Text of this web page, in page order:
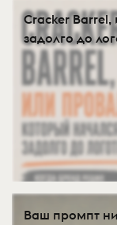
Cracker Barrel,
задолго до
Ваш промпт